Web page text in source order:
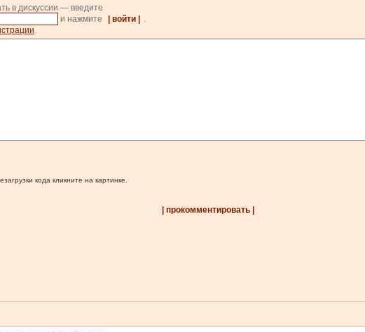
в дискуссии — введите
и нажмите | войти |
.
.
кода кликните на картинке.
| прокомментировать |